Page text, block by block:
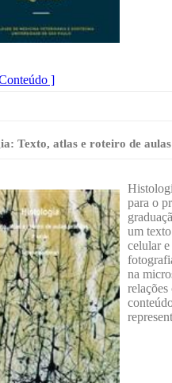
]
Texto, atlas e roteiro de
para o
um
celular
na